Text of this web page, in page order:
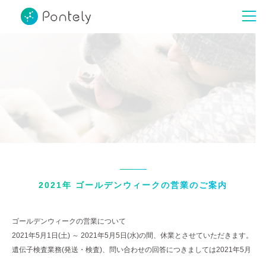
2021年 ゴールデンウィークの営業のご案内
ゴールデンウィークの営業について
2021年5月1日(土) ～ 2021年5月5日(水)の間、休業とさせていただきます。
遺伝子検査業務(発送・検査)、問い合わせの回答につきましては2021年5月